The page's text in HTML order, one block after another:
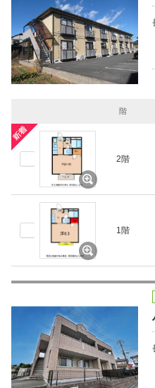
階
2階
1階